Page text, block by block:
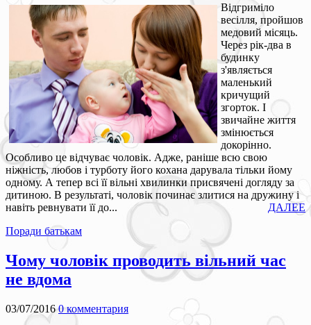
Відгриміло
весілля, пройшов
медовий місяць.
Через рік-два в
будинку
з'являється
маленький
кричущий
згорток. І
звичайне життя
змінюється
докорінно.
Особливо це відчуває чоловік. Адже, раніше всю свою
ніжність, любов і турботу його кохана дарувала тільки йому
одному. А тепер всі її вільні хвилинки присвячені догляду за
дитиною. В результаті, чоловік починає злитися на дружину і
навіть ревнувати її до...
ДАЛЕЕ
Поради батькам
Чому чоловік проводить вільний час
не вдома
03/07/2016 0 комментария